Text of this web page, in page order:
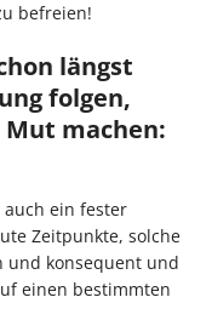
befreien!
längst
folgen,
machen:
auch ein fester
Zeitpunkte, solche
und konsequent und
einen bestimmten